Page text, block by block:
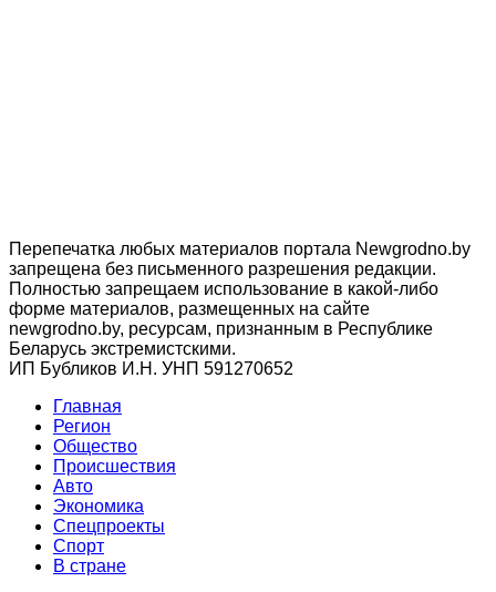
Перепечатка любых материалов портала Newgrodno.by
запрещена без письменного разрешения редакции.
Полностью запрещаем использование в какой-либо
форме материалов, размещенных на сайте
newgrodno.by, ресурсам, признанным в Республике
Беларусь экстремистскими.
ИП Бубликов И.Н. УНП 591270652
Главная
Регион
Общество
Происшествия
Авто
Экономика
Спецпроекты
Cпорт
В стране